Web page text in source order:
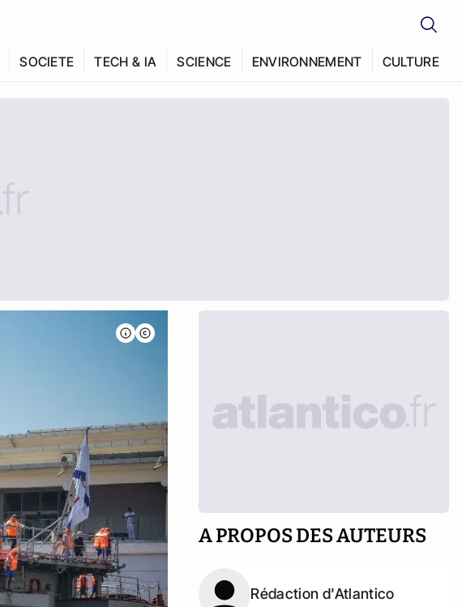
SOCIETE TECH & IA SCIENCE ENVIRONNEMENT CULTURE
A PROPOS DES AUTEURS
Rédaction d'Atlantico